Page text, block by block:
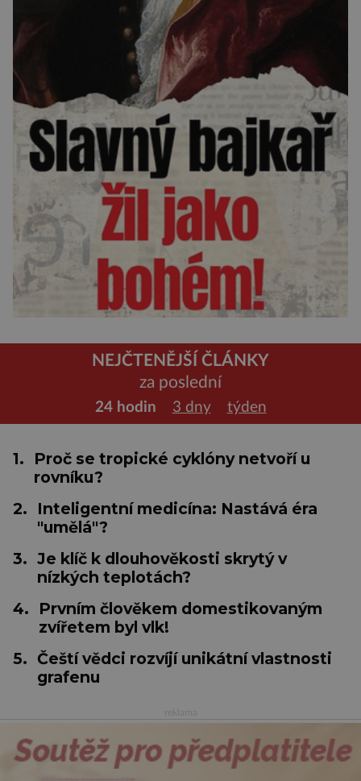
NEJČTENĚJŠÍ ČLÁNKY
za poslední
24 hodin 3 dny týden
1.
Proč se tropické cyklóny netvoří u
rovníku?
2.
Inteligentní medicína: Nastává éra
"umělá"?
3. Je klíč k dlouhověkosti skrytý v
nízkých teplotách?
4.
Prvním člověkem domestikovaným
zvířetem byl vlk!
5. Čeští vědci rozvíjí unikátní vlastnosti
grafenu